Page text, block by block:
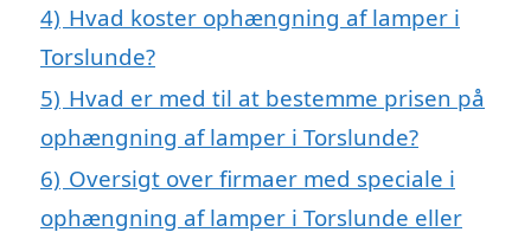
4) Hvad koster ophængning af lamper i
Torslunde?
5) Hvad er med til at bestemme prisen på
ophængning af lamper i Torslunde?
6) Oversigt over firmaer med speciale i
ophængning af lamper i Torslunde eller